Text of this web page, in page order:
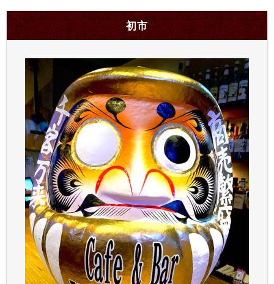
初市